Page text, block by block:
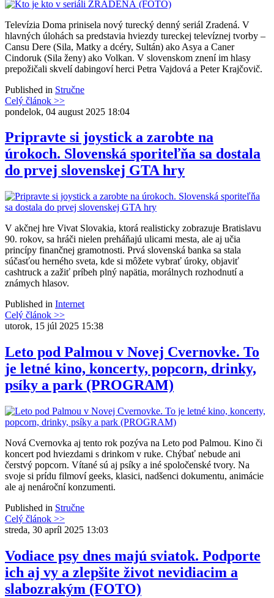
Televízia Doma prinisela nový turecký denný seriál Zradená. V
hlavných úlohách sa predstavia hviezdy tureckej televíznej tvorby –
Cansu Dere (Sila, Matky a dcéry, Sultán) ako Asya a Caner
Cindoruk (Sila ženy) ako Volkan. V slovenskom znení im hlasy
prepožičali skvelí dabingoví herci Petra Vajdová a Peter Krajčovič.
Published in Stručne
Celý článok >>
pondelok, 04 august 2025 18:04
Pripravte si joystick a zarobte na
úrokoch. Slovenská sporiteľňa sa dostala
do prvej slovenskej GTA hry
V akčnej hre Vivat Slovakia, ktorá realisticky zobrazuje Bratislavu
90. rokov, sa hráči nielen preháňajú ulicami mesta, ale aj učia
princípy finančnej gramotnosti. Prvá slovenská banka sa stala
súčasťou herného sveta, kde si môžete vybrať úroky, objaviť
cashtruck a zažiť príbeh plný napätia, morálnych rozhodnutí a
známych hlasov.
Published in Internet
Celý článok >>
utorok, 15 júl 2025 15:38
Leto pod Palmou v Novej Cvernovke. To
je letné kino, koncerty, popcorn, drinky,
psíky a park (PROGRAM)
Nová Cvernovka aj tento rok pozýva na Leto pod Palmou. Kino či
koncert pod hviezdami s drinkom v ruke. Chýbať nebude ani
čerstvý popcorn. Vítané sú aj psíky a iné spoločenské tvory. Na
svoje si prídu filmoví geeks, klasici, nadšenci dokumentu, animácie
ale aj nenároční konzumenti.
Published in Stručne
Celý článok >>
streda, 30 apríl 2025 13:03
Vodiace psy dnes majú sviatok. Podporte
ich aj vy a zlepšite život nevidiacim a
slabozrakým (FOTO)